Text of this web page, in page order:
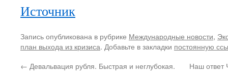
Источник
Запись опубликована в рубрике Международные новости,
план выхода из кризиса. Добавьте в закладки постоянную
← Девальвация рубля. Быстрая и неглубокая. Наш ответ